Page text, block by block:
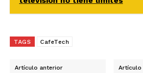
.
TAGS CafeTech
Artículo anterior Artículo